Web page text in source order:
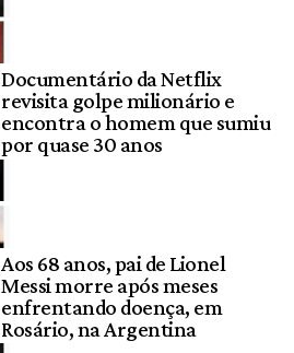
Documentário da Netflix
revisita golpe milionário e
encontra o homem que sumiu
por quase 30 anos
Aos 68 anos, pai de Lionel
Messi morre após meses
enfrentando doença, em
Rosário, na Argentina